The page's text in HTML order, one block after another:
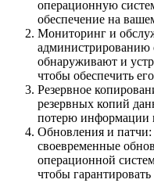
операционную
обеспечение на
Мониторинг и
администрированию
обнаруживают и
чтобы обеспечить
Резервное
резервных копий
потерю информации
Обновления и
своевременные
операционной
чтобы гарантировать